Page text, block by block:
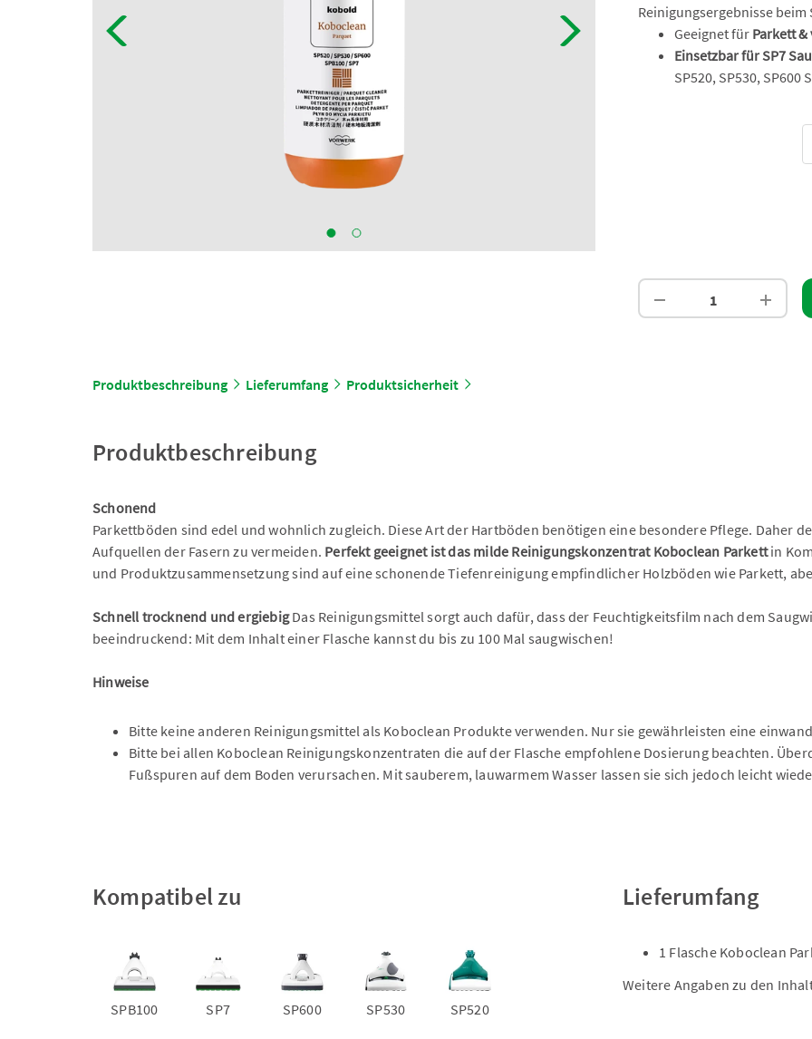
Reinigungsergebnisse
Geeignet für Parkett
Einsetzbar für SP7
SP520, SP530, SP600
Produktbeschreibung Lieferumfang Produktsicherheit
Produktbeschreibung
Schonend
Parkettböden sind edel und wohnlich zugleich. Diese Art der Hartböden benötigen eine besondere Pflege. Daher
Aufquellen der Fasern zu vermeiden. Perfekt geeignet ist das milde Reinigungskonzentrat Koboclean Parkettin
und Produktzusammensetzung sind auf eine schonende Tiefenreinigung empfindlicher Holzböden wie Parkett,
Schnell trocknend und ergiebigDas Reinigungsmittel sorgt auch dafür, dass der Feuchtigkeitsfilm nach dem
beeindruckend: Mit dem Inhalt einer Flasche kannst du bis zu 100 Mal saugwischen!
Hinweise
Bitte keine anderen Reinigungsmittel als Koboclean Produkte verwenden. Nur sie gewährleisten eine
Bitte bei allen Koboclean Reinigungskonzentraten die auf der Flasche empfohlene Dosierung beachten.
Fußspuren auf dem Boden verursachen. Mit sauberem, lauwarmem Wasser lassen sie sich jedoch leicht
Kompatibel zu
SPB100 SP7 SP600 SP530 SP520
Lieferumfang
1 Flasche Koboclean
Weitere Angaben zu den